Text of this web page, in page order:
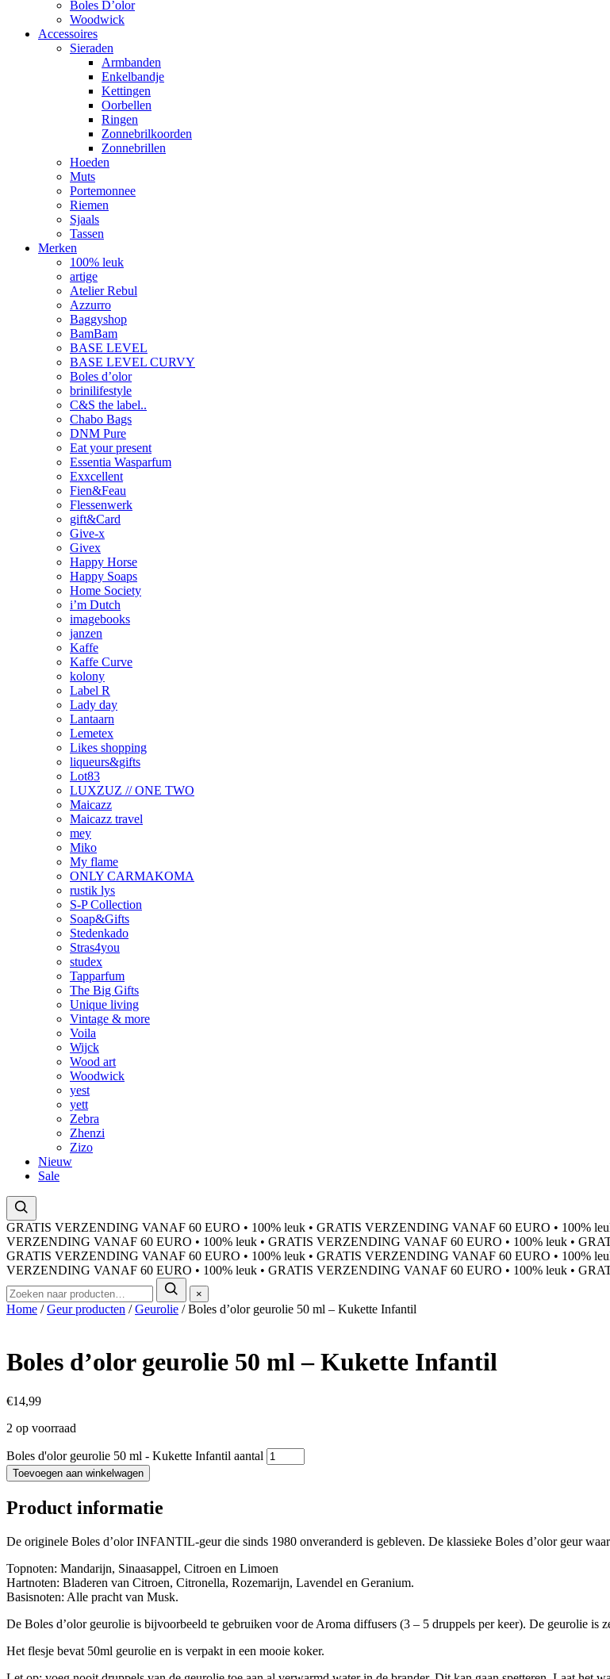
Boles D’olor
Woodwick
Accessoires
Sieraden
Armbanden
Enkelbandje
Kettingen
Oorbellen
Ringen
Zonnebrilkoorden
Zonnebrillen
Hoeden
Muts
Portemonnee
Riemen
Sjaals
Tassen
Merken
100% leuk
artige
Atelier Rebul
Azzurro
Baggyshop
BamBam
BASE LEVEL
BASE LEVEL CURVY
Boles d’olor
brinilifestyle
C&S the label..
Chabo Bags
DNM Pure
Eat your present
Essentia Wasparfum
Exxcellent
Fien&Feau
Flessenwerk
gift&Card
Give-x
Givex
Happy Horse
Happy Soaps
Home Society
i’m Dutch
imagebooks
janzen
Kaffe
Kaffe Curve
kolony
Label R
Lady day
Lantaarn
Lemetex
Likes shopping
liqueurs&gifts
Lot83
LUXZUZ // ONE TWO
Maicazz
Maicazz travel
mey
Miko
My flame
ONLY CARMAKOMA
rustik lys
S-P Collection
Soap&Gifts
Stedenkado
Stras4you
studex
Tapparfum
The Big Gifts
Unique living
Vintage & more
Voila
Wijck
Wood art
Woodwick
yest
yett
Zebra
Zhenzi
Zizo
Nieuw
Sale
GRATIS VERZENDING VANAF 60 EURO • 100% leuk • GRATIS VERZENDING VANAF 60 EURO • 100%
VERZENDING VANAF 60 EURO • 100% leuk • GRATIS VERZENDING VANAF 60 EURO • 100% leuk •
GRATIS VERZENDING VANAF 60 EURO • 100% leuk • GRATIS VERZENDING VANAF 60 EURO • 100%
VERZENDING VANAF 60 EURO • 100% leuk • GRATIS VERZENDING VANAF 60 EURO • 100% leuk •
×
Home /Geur producten /Geurolie / Boles d’olor geurolie 50 ml – Kukette Infantil
Boles d’olor geurolie 50 ml – Kukette Infantil
€14,99
2 op voorraad
Boles d'olor geurolie 50 ml - Kukette Infantil aantal
Toevoegen aan winkelwagen
Product informatie
De originele Boles d’olor INFANTIL-geur die sinds 1980 onveranderd is gebleven. De klassieke Boles d’olor geur
Topnoten: Mandarijn, Sinaasappel, Citroen en Limoen
Hartnoten: Bladeren van Citroen, Citronella, Rozemarijn, Lavendel en Geranium.
Basisnoten: Alle pracht van Musk.
De Boles d’olor geurolie is bijvoorbeeld te gebruiken voor de Aroma diffusers (3 – 5 druppels per keer). De geurolie is
Het flesje bevat 50ml geurolie en is verpakt in een mooie koker.